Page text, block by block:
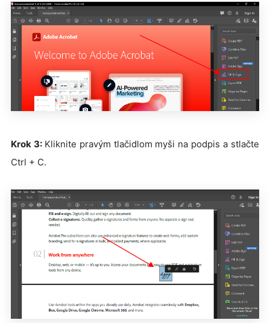
Krok 3: Kliknite pravým tlačidlom myši na podpis a stlačte
Ctrl + C.